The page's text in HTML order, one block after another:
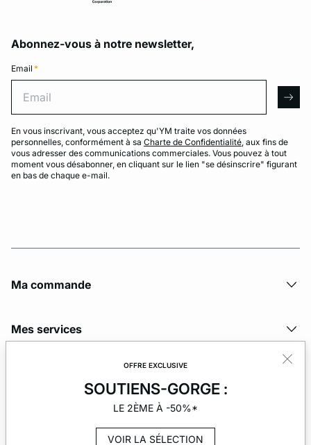
OFFRE EXCLUSIVE
SOUTIENS-GORGE :
LE 2ÈME À -50%*
VOIR LA SÉLECTION
Abonnez-vous à notre newsletter,
Email *
En vous inscrivant, vous acceptez qu'YM traite vos données
personnelles, conformément à sa Charte de Confidentialité, aux fins de
vous adresser des communications commerciales. Vous pouvez à tout
moment vous désabonner, en cliquant sur le lien "se désinscrire" figurant
en bas de chaque e-mail.
Ma commande
Mes services